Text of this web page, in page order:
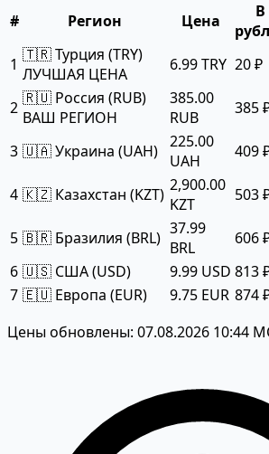
#
Регион Цена
В
1 🇹🇷 Турция (TRY)
ЛУЧШАЯ ЦЕНА
6.99 TRY 20 ₽
2 🇷🇺 Россия (RUB)
ВАШ РЕГИОН
385.00
RUB
385
3 🇺🇦 Украина (UAH) 225.00
UAH
409
4 🇰🇿 Казахстан (KZT) 2,900.00
KZT
503
5 🇧🇷 Бразилия (BRL) 37.99
BRL
606
6 🇺🇸 США (USD) 9.99 USD 813
7 🇪🇺 Европа (EUR) 9.75 EUR 874
Цены обновлены: 07.08.2026 10:44